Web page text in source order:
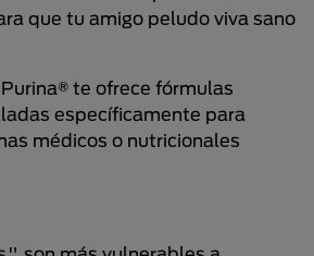
que tu amigo peludo viva sano
te ofrece fórmulas
específicamente para
médicos o nutricionales